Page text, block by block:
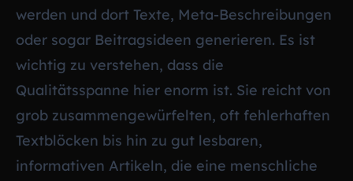
werden und dort Texte, Meta-Beschreibungen
oder sogar Beitragsideen generieren. Es ist
wichtig zu verstehen, dass die
Qualitätsspanne hier enorm ist. Sie reicht von
grob zusammengewürfelten, oft fehlerhaften
Textblöcken bis hin zu gut lesbaren,
informativen Artikeln, die eine menschliche